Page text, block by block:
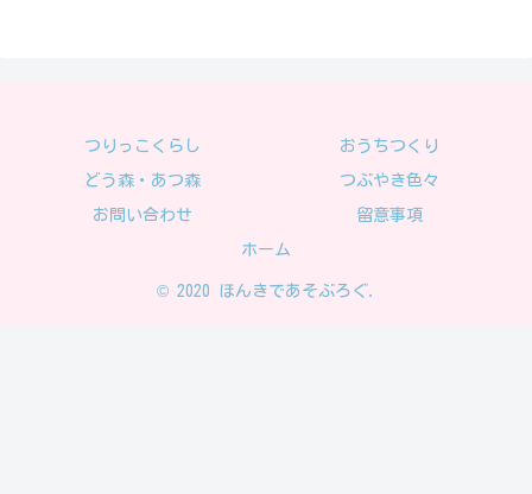
つりっこくらし おうちつくり
どう森・あつ森 つぶやき色々
お問い合わせ 留意事項
ホーム
© 2020 ほんきであそぶろぐ.